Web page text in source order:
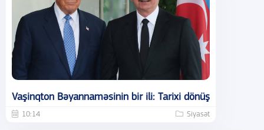
Vaşinqton Bəyannaməsinin bir ili: Tarixi dönüş
10:14 Siyasət